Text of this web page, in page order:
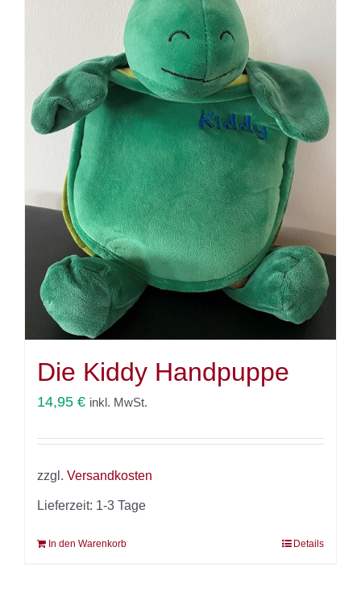
Die Kiddy Handpuppe
14,95 € inkl. MwSt.
zzgl. Versandkosten
Lieferzeit: 1-3 Tage
In den Warenkorb Details